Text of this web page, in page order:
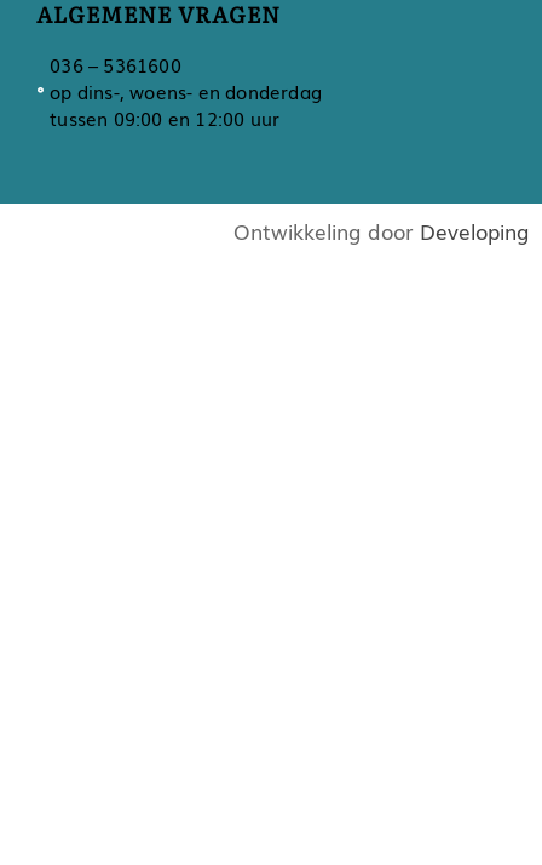
ALGEMENE VRAGEN
036 – 5361600
op dins-, woens- en donderdag
tussen 09:00 en 12:00 uur
Ontwikkeling door Developing